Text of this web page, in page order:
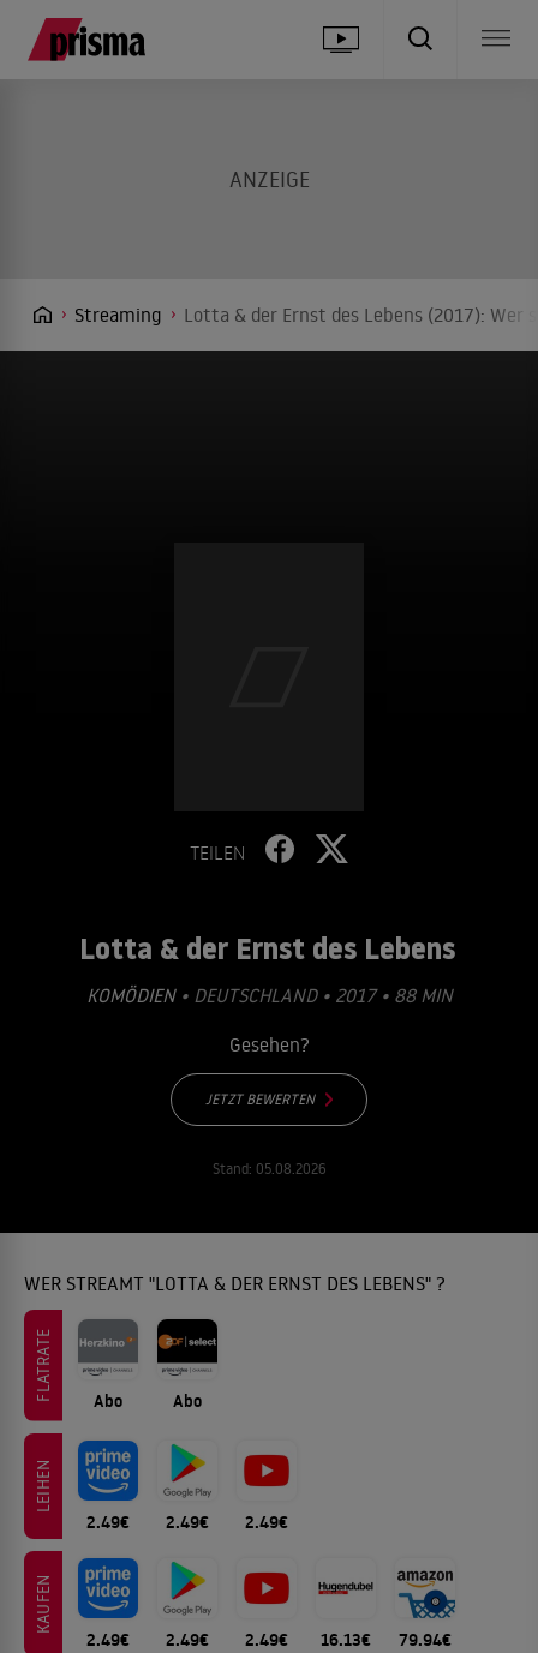
Streaming Lotta & der Ernst des Lebens (2017):
TEILEN
Lotta & der Ernst des Lebens
KOMÖDIEN• DEUTSCHLAND • 2017 • 88 MIN
Gesehen?
JETZT BEWERTEN
Stand: 05.08.2026
WER STREAMT "LOTTA & DER ERNST DES LEBENS" ?
FLATRATE Abo Abo
LEIHEN
2.49€ 2.49€ 2.49€
KAUFEN
2.49€ 2.49€ 2.49€ 16.13€ 79.94€